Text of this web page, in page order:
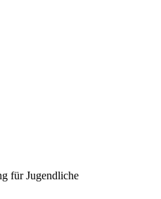
für Jugendliche